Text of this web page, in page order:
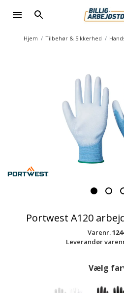
Hjem Tilbehør & Sikkerhed
Portwest A120
Varenr.
Leverandør
Vælg